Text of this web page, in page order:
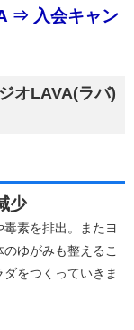
⇒ 入会キャン
オLAVA(ラバ)
少
素を排出。またヨ
ゆがみも整えるこ
をつくっていきま